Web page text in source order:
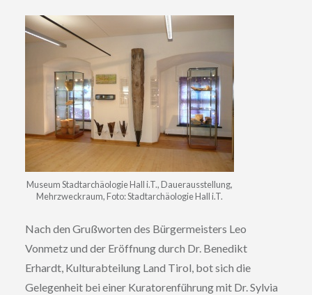
Museum Stadtarchäologie Hall i.T., Dauerausstellung,
Mehrzweckraum, Foto: Stadtarchäologie Hall i.T.
Nach den Grußworten des Bürgermeisters Leo
Vonmetz und der Eröffnung durch Dr. Benedikt
Erhardt, Kulturabteilung Land Tirol, bot sich die
Gelegenheit bei einer Kuratorenführung mit Dr. Sylvia